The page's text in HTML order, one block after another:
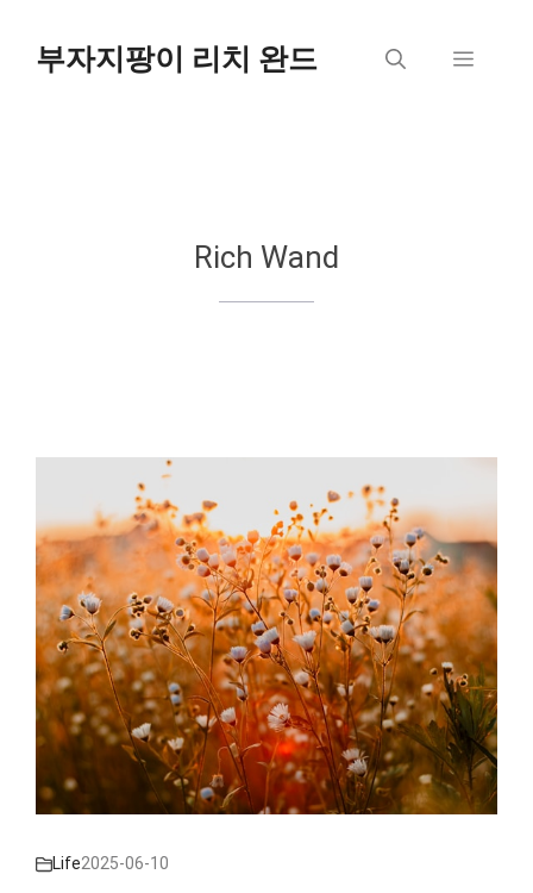
부자지팡이 리치 완드 메
Rich Wand
Life2025-06-10